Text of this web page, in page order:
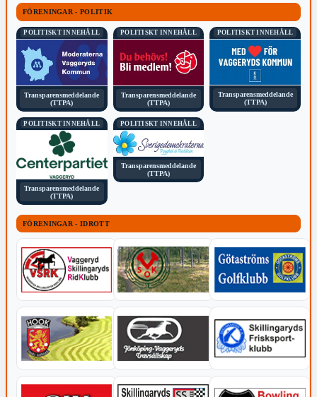
FÖRENINGAR - POLITIK
POLITISKT INNEHÅLL
Transparensmeddelande
(TTPA)
POLITISKT INNEHÅLL
Transparensmeddelande
(TTPA)
POLITISKT INNEHÅLL
Transparensmeddelande
(TTPA)
POLITISKT INNEHÅLL
Transparensmeddelande
(TTPA)
POLITISKT INNEHÅLL
Transparensmeddelande
(TTPA)
FÖRENINGAR - IDROTT